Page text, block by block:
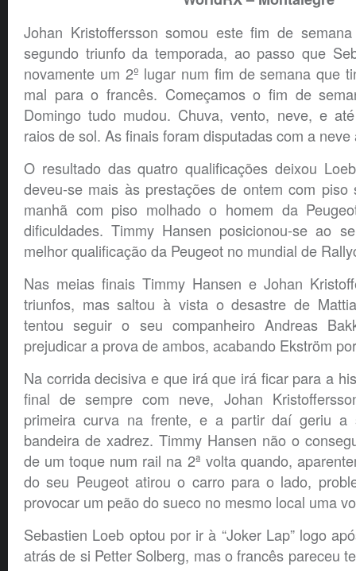
Johan Kristoffersson somou este fim de
segundo triunfo da temporada, ao passo que
novamente um 2º lugar num fim de semana que
mal para o francês. Começamos o fim de
Domingo tudo mudou. Chuva, vento, neve, e
raios de sol. As finais foram disputadas com a neve
O resultado das quatro qualificações deixou
deveu-se mais às prestações de ontem com piso
manhã com piso molhado o homem da
dificuldades. Timmy Hansen posicionou-se ao
melhor qualificação da Peugeot no mundial de
Nas meias finais Timmy Hansen e Johan
triunfos, mas saltou à vista o desastre de
tentou seguir o seu companheiro Andreas
prejudicar a prova de ambos, acabando Ekström
Na corrida decisiva e que irá que irá ficar para a
final de sempre com neve, Johan
primeira curva na frente, e a partir daí geriu a
bandeira de xadrez. Timmy Hansen não o
de um toque num rail na 2ª volta quando,
do seu Peugeot atirou o carro para o lado,
provocar um peão do sueco no mesmo local uma
Sebastien Loeb optou por ir à “Joker Lap” logo
atrás de si Petter Solberg, mas o francês pareceu